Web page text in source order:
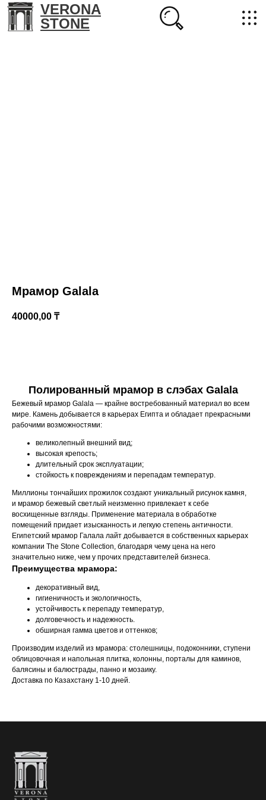
VERONA
STONE
Казахстан, Алматы, ул Султана Бейбарыса,
32
Мрамор Galala
40000,00 ₸
Полированный мрамор в слэбах Galala
Бежевый мрамор Galala — крайне востребованный материал во всем
мире. Камень добывается в карьерах Египта и обладает прекрасными
рабочими возможностями:
великолепный внешний вид;
высокая крепость;
длительный срок эксплуатации;
стойкость к повреждениям и перепадам температур.
Миллионы тончайших прожилок создают уникальный рисунок камня,
и мрамор бежевый светлый неизменно привлекает к себе
восхищенные взгляды. Применение материала в обработке
помещений придает изысканность и легкую степень античности.
Египетский мрамор Галала лайт добывается в собственных карьерах
компании The Stone Collection, благодаря чему цена на него
значительно ниже, чем у прочих представителей бизнеса.
Преимущества мрамора:
декоративный вид,
гигиеничность и экологичность,
устойчивость к перепаду температур,
долговечность и надежность.
обширная гамма цветов и оттенков;
Производим изделий из мрамора: столешницы, подоконники, ступени
облицовочная и напольная плитка, колонны, порталы для каминов,
балясины и балюстрады, панно и мозаику.
Доставка по Казахстану 1-10 дней.